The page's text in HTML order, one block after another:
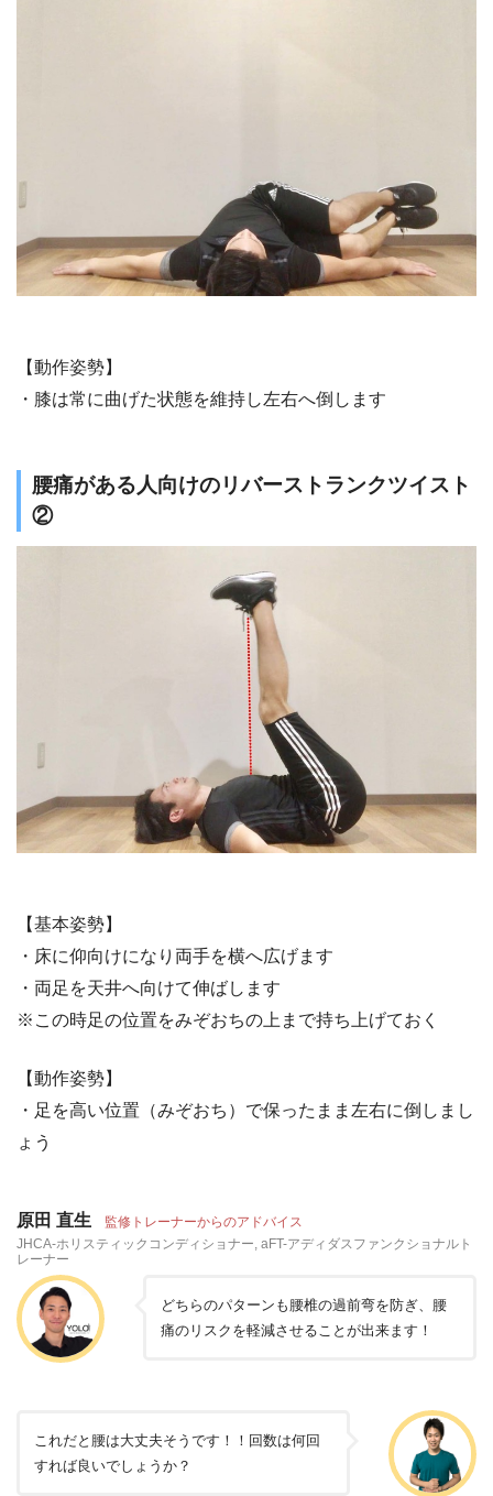
【動作姿勢】
・膝は常に曲げた状態を維持し左右へ倒します
腰痛がある人向けのリバーストランクツイスト
②
【基本姿勢】
・床に仰向けになり両手を横へ広げます
・両足を天井へ向けて伸ばします
※この時足の位置をみぞおちの上まで持ち上げておく
【動作姿勢】
・足を高い位置（みぞおち）で保ったまま左右に倒しまし
ょう
原田 直生 監修トレーナーからのアドバイス
JHCA-ホリスティックコンディショナー, aFT-アディダスファンクショナルト
レーナー
どちらのパターンも腰椎の過前弯を防ぎ、腰
痛のリスクを軽減させることが出来ます！
これだと腰は大丈夫そうです！！回数は何回
すれば良いでしょうか？